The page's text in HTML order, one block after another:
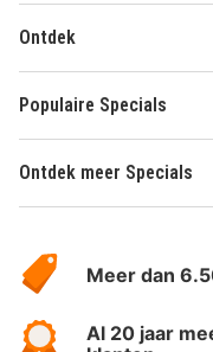
Ontdek
Populaire Specials
Ontdek meer Specials
HotelSpecials
Meer dan
Al 20 jaar